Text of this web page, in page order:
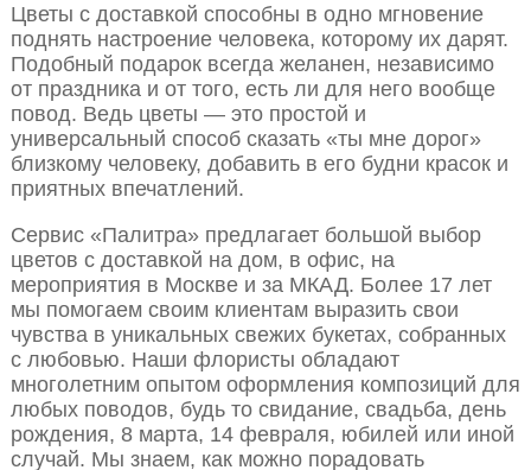
Цветы с доставкой способны в одно мгновение
поднять настроение человека, которому их дарят.
Подобный подарок всегда желанен, независимо
от праздника и от того, есть ли для него вообще
повод. Ведь цветы — это простой и
универсальный способ сказать «ты мне дорог»
близкому человеку, добавить в его будни красок и
приятных впечатлений.
Сервис «Палитра» предлагает большой выбор
цветов с доставкой на дом, в офис, на
мероприятия в Москве и за МКАД. Более 17 лет
мы помогаем своим клиентам выразить свои
чувства в уникальных свежих букетах, собранных
с любовью. Наши флористы обладают
многолетним опытом оформления композиций для
любых поводов, будь то свидание, свадьба, день
рождения, 8 марта, 14 февраля, юбилей или иной
случай. Мы знаем, как можно порадовать